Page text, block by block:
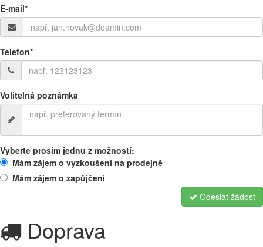
E-mail*
Telefon*
Volitelná poznámka
Vyberte prosím jednu z možností:
Mám zájem o vyzkoušení na prodejně
Mám zájem o zapůjčení
Odeslat žádost
Doprava